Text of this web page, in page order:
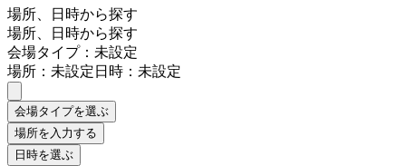
場所、日時から探す
場所、日時から探す
会場タイプ：未設定
場所：未設定日時：未設定
会場タイプを選ぶ
場所を入力する
日時を選ぶ